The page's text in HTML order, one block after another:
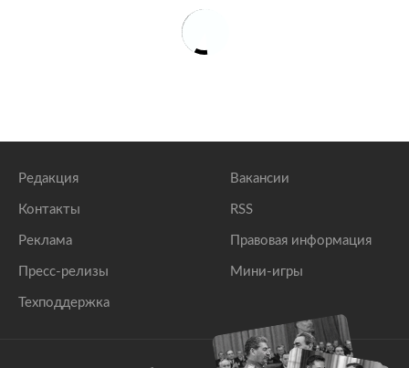
Редакция
Контакты
Реклама
Пресс-релизы
Техподдержка
Вакансии
RSS
Правовая информация
Мини-игры